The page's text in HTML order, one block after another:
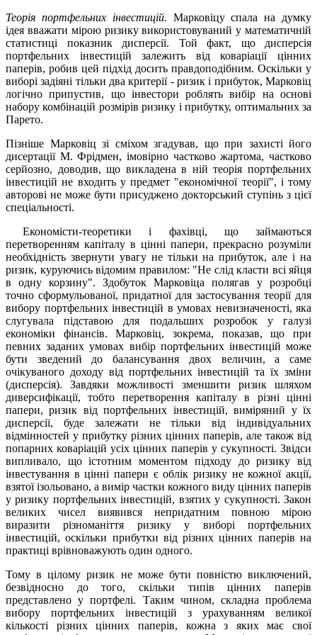
Теорія портфельних інвестицій. Марковіцу спала на думку
ідея вважати мірою ризику використовуваний у математичній
статистиці показник дисперсії. Той факт, що дисперсія
портфельних інвестицій залежить від коваріації цінних
паперів, робив цей підхід досить правдоподібним. Оскільки у
виборі задіяні тільки два критерії - ризик і прибуток, Марковіц
логічно припустив, що інвестори роблять вибір на основі
набору комбінацій розмірів ризику і прибутку, оптимальних за
Парето.
Пізніше Марковіц зі сміхом згадував, що при захисті його
дисертації М. Фрідмен, імовірно частково жартома, частково
серйозно, доводив, що викладена в ній теорія портфельних
інвестицій не входить у предмет "економічної теорії", і тому
авторові не може бути присуджено докторський ступінь з цієї
спеціальності.
Економісти-теоретики і фахівці, що займаються
перетворенням капіталу в цінні папери, прекрасно розуміли
необхідність звернути увагу не тільки на прибуток, але і на
ризик, куруючись відомим правилом: "Не слід класти всі яйця
в одну корзину". Здобуток Марковіца полягав у розробці
точно сформульованої, придатної для застосування теорії для
вибору портфельних інвестицій в умовах невизначеності, яка
слугувала підставою для подальших розробок у галузі
економіки фінансів. Марковіц, зокрема, показав, що при
певних заданих умовах вибір портфельних інвестицій може
бути зведений до балансування двох величин, а саме
очікуваного доходу від портфельних інвестицій та їх зміни
(дисперсія). Завдяки можливості зменшити ризик шляхом
диверсифікації, тобто перетворення капіталу в різні цінні
папери, ризик від портфельних інвестицій, виміряний у їх
дисперсії, буде залежати не тільки від індивідуальних
відмінностей у прибутку різних цінних паперів, але також від
попарних коваріацій усіх цінних паперів у сукупності. Звідси
випливало, що істотним моментом підходу до ризику від
інвестування в цінні папери є облік ризику не кожної акції,
взятої ізольовано, а вимір частки кожного виду цінних паперів
у ризику портфельних інвестицій, взятих у сукупності. Закон
великих чисел виявився непридатним повною мірою
виразити різноманіття ризику у виборі портфельних
інвестицій, оскільки прибутки від різних цінних паперів на
практиці врівноважують один одного.
Тому в цілому ризик не може бути повністю виключений,
безвідносно до того, скільки типів цінних паперів
представлено у портфелі. Таким чином, складна проблема
вибору портфельних інвестицій з урахуванням великої
кількості різних цінних паперів, кожна з яких має свої